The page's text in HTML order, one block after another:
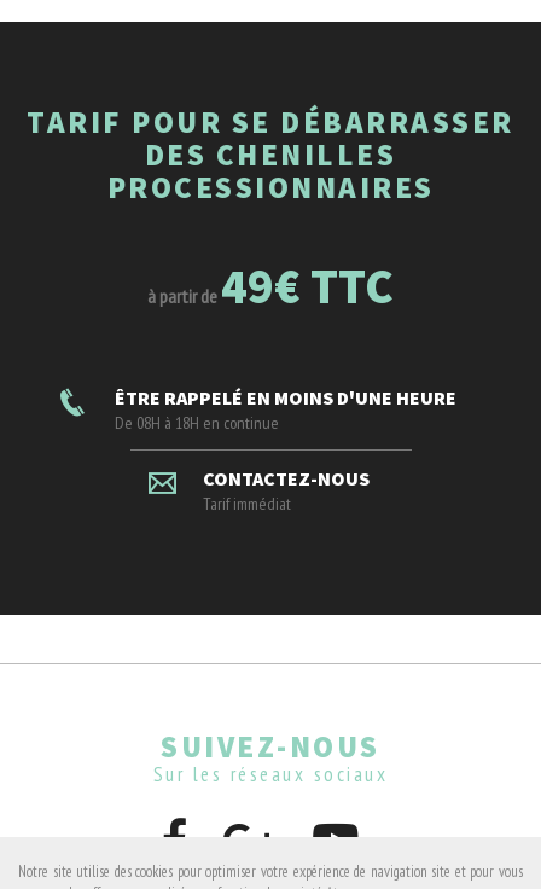
TARIF POUR SE DÉBARRASSER
DES CHENILLES
PROCESSIONNAIRES
à partir de 49€ TTC
ÊTRE RAPPELÉ EN MOINS D'UNE HEURE
De 08H à 18H en continue
CONTACTEZ-NOUS
Tarif immédiat
SUIVEZ-NOUS
Sur les réseaux sociaux
Notre site utilise des cookies pour optimiser votre expérience de navigation site et pour vous